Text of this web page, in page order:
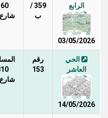
الرابع
03/05/2026
359 /
ب
شارع 20
الحي
العاشر
14/05/2026
رقم
153
شارع 20